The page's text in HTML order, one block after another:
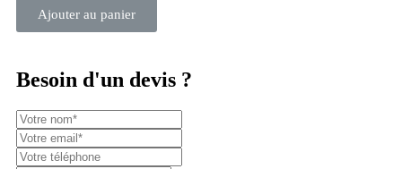
Ajouter au panier
Besoin d'un devis ?